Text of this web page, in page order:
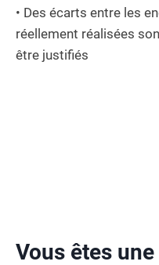
• Des écarts entre les
réellement réalisées
être justifiés
Vous êtes